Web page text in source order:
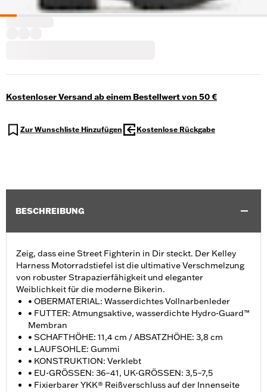
Kostenloser Versand ab einem Bestellwert von 50 €
Zur Wunschliste Hinzufügen Kostenlose Rückgabe
BESCHREIBUNG
Zeig, dass eine Street Fighterin in Dir steckt. Der Kelley
Harness Motorradstiefel ist die ultimative Verschmelzung
von robuster Strapazierfähigkeit und eleganter
Weiblichkeit für die moderne Bikerin.
• OBERMATERIAL: Wasserdichtes Vollnarbenleder
• FUTTER: Atmungsaktive, wasserdichte Hydro-Guard™
Membran
• SCHAFTHÖHE: 11,4 cm / ABSATZHÖHE: 3,8 cm
• LAUFSOHLE: Gummi
• KONSTRUKTION: Verklebt
• EU-GRÖSSEN: 36–41, UK-GRÖSSEN: 3,5–7,5
• Fixierbarer YKK® Reißverschluss auf der Innenseite